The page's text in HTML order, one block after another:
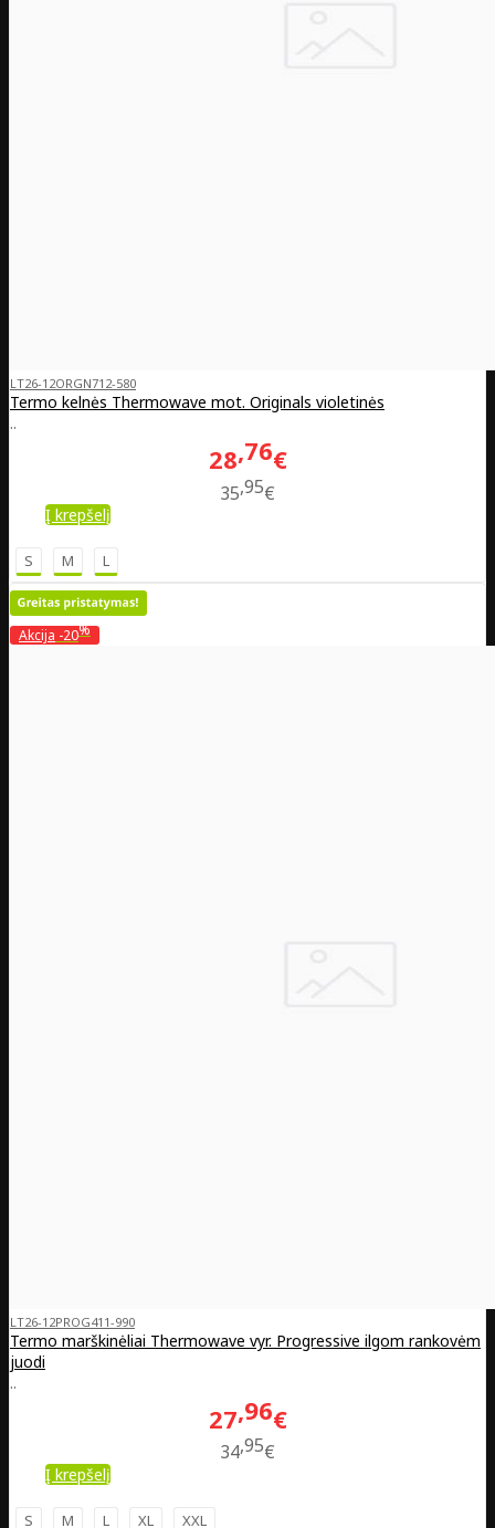
LT26-12ORGN712-580
Termo kelnės Thermowave mot. Originals violetinės
..
28 76€
35 95€
Į krepšelį
S M L
Akcija -20%
LT26-12PROG411-990
Termo marškinėliai Thermowave vyr. Progressive ilgom rankovėm
juodi
..
27 96€
3495€
Į krepšelį
S M L XL XXL